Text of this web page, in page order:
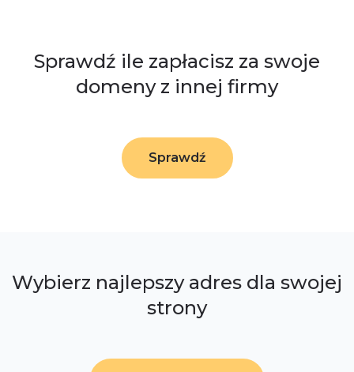
Sprawdź ile zapłacisz za swoje
domeny z innej firmy
Sprawdź
Wybierz najlepszy adres dla swojej
strony